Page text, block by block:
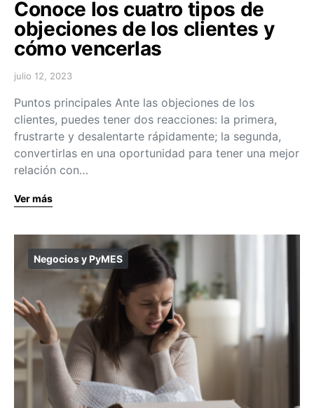
Conoce los cuatro tipos de
objeciones de los clientes y
cómo vencerlas
julio 12, 2023
Puntos principales Ante las objeciones de los
clientes, puedes tener dos reacciones: la primera,
frustrarte y desalentarte rápidamente; la segunda,
convertirlas en una oportunidad para tener una mejor
relación con…
Ver más
Negocios y PyMES